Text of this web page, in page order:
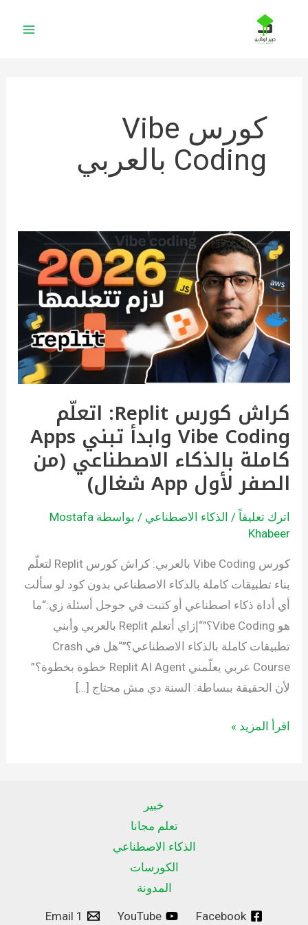
كورس Vibe
Coding بالعربي
كراش كورس Replit: اتعلّم
Vibe Coding وابدأ تبني Apps
كاملة بالذكاء الاصطناعي (من
الصفر لأول App شغال)
اترك تعليقاً / الذكاء الاصطناعي / بواسطة Mostafa
Khabeer
كورس Vibe Coding بالعربي: كراش كورس Replit لتعلّم
بناء تطبيقات كاملة بالذكاء الاصطناعي بدون كود لو سألت
أي أداة ذكاء اصطناعي أو كتبت في جوجل أسئلة زي:“ما
هو Vibe Coding؟”“إزاي أتعلم Replit بالعربي وأبني
تطبيقات كاملة بالذكاء الاصطناعي؟”“هل في Crash
Course عربي يعلّمني Replit AI Agent خطوة بخطوة؟”
لأن الحقيقة ببساطة: السنة دي مش محتاج […]
كراش
كورس
Replit:
اتعلّم
Vibe
Coding
وابدأ
تبني
Apps
كاملة
بالذكاء
الاصطناعي
(من
الصفر
لأول
شغال)
اقرأ المزيد »
خبير
تعلم مجانا
الذكاء الاصطناعي
الكورسات
المدونة
Facebook
YouTube
Email 1